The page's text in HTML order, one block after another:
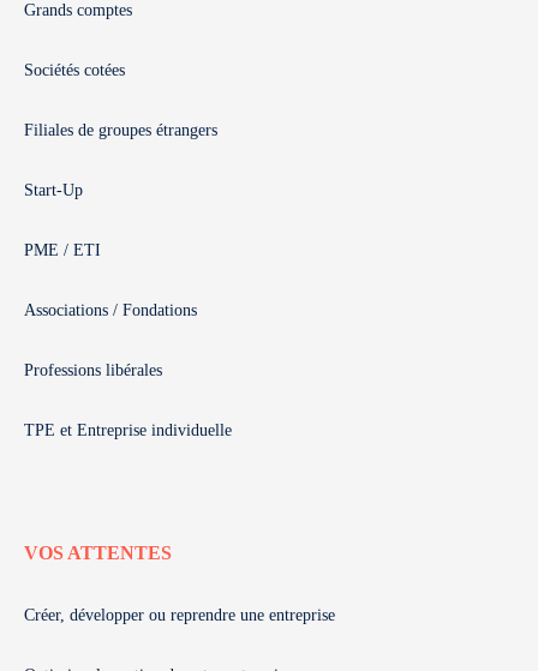
Grands comptes
Sociétés cotées
Filiales de groupes étrangers
Start-Up
PME / ETI
Associations / Fondations
Professions libérales
TPE et Entreprise individuelle
VOS ATTENTES
Créer, développer ou reprendre une entreprise